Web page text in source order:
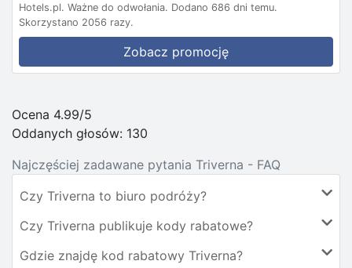
Hotels.pl. Ważne do odwołania. Dodano 686 dni temu.
Skorzystano 2056 razy.
Zobacz promocję
Ocena 4.99/5
Oddanych głosów: 130
Najczęściej zadawane pytania Triverna - FAQ
Czy Triverna to biuro podróży?
Czy Triverna publikuje kody rabatowe?
Gdzie znajdę kod rabatowy Triverna?